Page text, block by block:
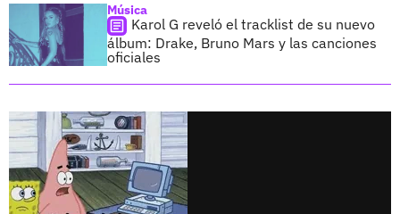
Música
Karol G reveló el tracklist de su nuevo
álbum: Drake, Bruno Mars y las canciones
oficiales